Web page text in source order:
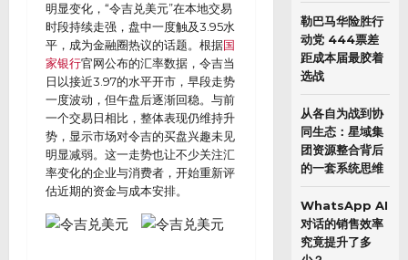
明显变化，“令吉兑美元”在本地交易
时段持续走强，盘中一度触及3.95水
平，成为金融圈热议的话题。根据国
家银行官网公布的汇率数据，令吉当
日以接近3.97的水平开市，早段走势
一度波动，但午盘后逐渐回稳。与前
一个交易日相比，整体表现仍维持升
势，显示市场对令吉的买盘兴趣未见
明显减弱。这一走势也让不少关注汇
率变化的企业与消费者，开始重新评
估近期的资金与成本安排。
勒巴马华险胜行
动党 444票差
距成本届最胶着
选战
从各自为战到协
同生态：星域集
团资源整合背后
的一套系统思维
WhatsApp AI
对话的销售效率
究竟提升了多